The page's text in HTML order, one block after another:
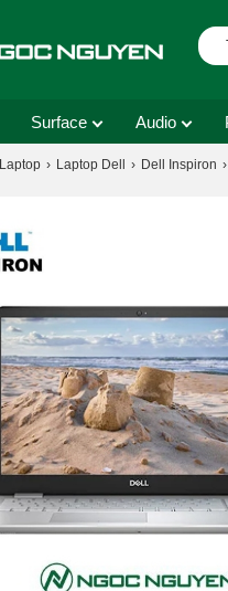
Surface Audio
Laptop Laptop Dell Dell Inspiron